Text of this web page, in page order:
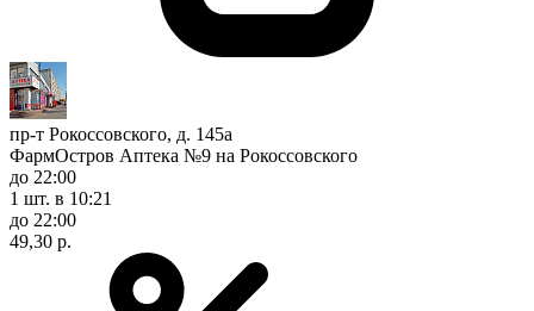
пр-т Рокоссовского, д. 145а
ФармОстров Аптека №9 на Рокоссовского
до 22:00
1 шт. в 10:21
до 22:00
49,30 р.